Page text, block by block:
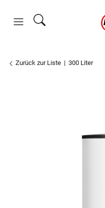
Zurück zur Liste 300 Liter